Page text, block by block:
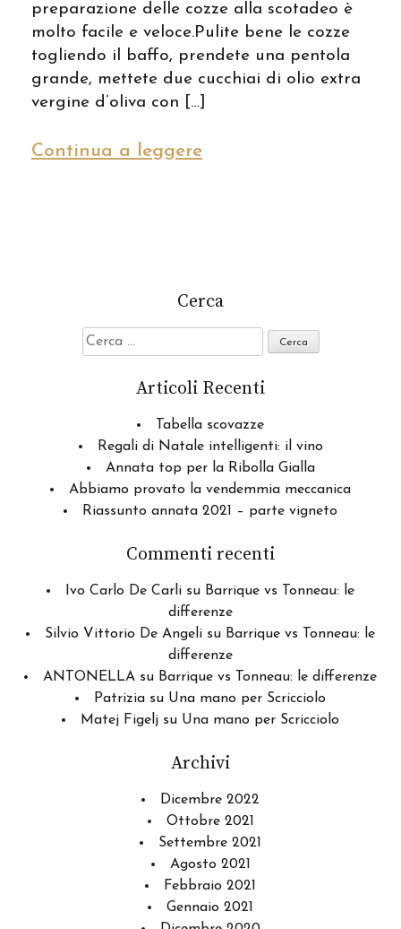
preparazione delle cozze alla scotadeo è
molto facile e veloce.Pulite bene le cozze
togliendo il baffo, prendete una pentola
grande, mettete due cucchiai di olio extra
vergine d’oliva con […]
Continua a leggere
Cerca
Ricerca
per:
Articoli Recenti
Tabella scovazze
Regali di Natale intelligenti: il vino
Annata top per la Ribolla Gialla
Abbiamo provato la vendemmia meccanica
Riassunto annata 2021 – parte vigneto
Commenti recenti
Ivo Carlo De Carli su Barrique vs Tonneau: le
differenze
Silvio Vittorio De Angeli su Barrique vs Tonneau: le
differenze
ANTONELLA su Barrique vs Tonneau: le differenze
Patrizia su Una mano per Scricciolo
Matej Figelj su Una mano per Scricciolo
Archivi
Dicembre 2022
Ottobre 2021
Settembre 2021
Agosto 2021
Febbraio 2021
Gennaio 2021